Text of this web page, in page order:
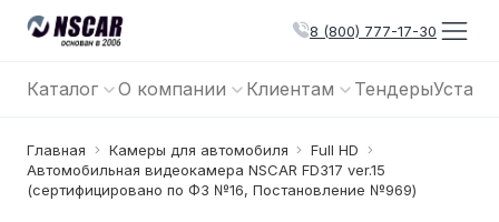
8 (800) 777-17-30
Каталог О компании Клиентам Тендеры
Главная Камеры для автомобиля
Full HD
Автомобильная видеокамера NSCAR FD317 ver.15
(сертифицировано по ФЗ №16, Постановление №969)